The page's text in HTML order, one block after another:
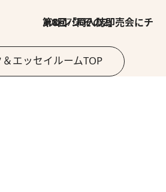
2026.7.30
第8回「同人誌即売会にチャレンジ その2」
エッセイルームTOP